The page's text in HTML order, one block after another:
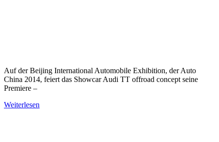
Auf der Beijing International Automobile Exhibition, der Auto
China 2014, feiert das Showcar Audi TT offroad concept seine
Premiere –
Weiterlesen